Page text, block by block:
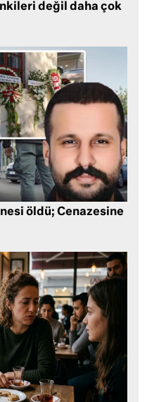
değil daha çok
öldü; Cenazesine